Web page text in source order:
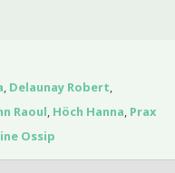
, Delaunay Robert,
Raoul, Höch Hanna, Prax
Ossip